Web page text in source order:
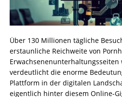
Über 130 Millionen tägliche
erstaunliche Reichweite von
Erwachsenenunterhaltungsseiten
verdeutlicht die enorme
Plattform in der digitalen
eigentlich hinter diesem Online-